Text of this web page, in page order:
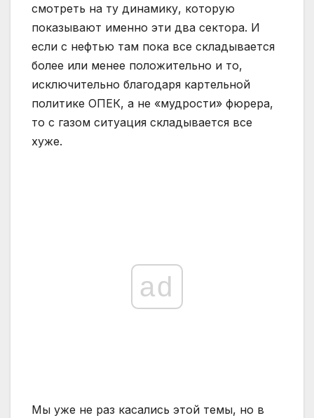
смотреть на ту динамику, которую
показывают именно эти два сектора. И
если с нефтью там пока все складывается
более или менее положительно и то,
исключительно благодаря картельной
политике ОПЕК, а не «мудрости» фюрера,
то с газом ситуация складывается все
хуже.
ad
Мы уже не раз касались этой темы, но в